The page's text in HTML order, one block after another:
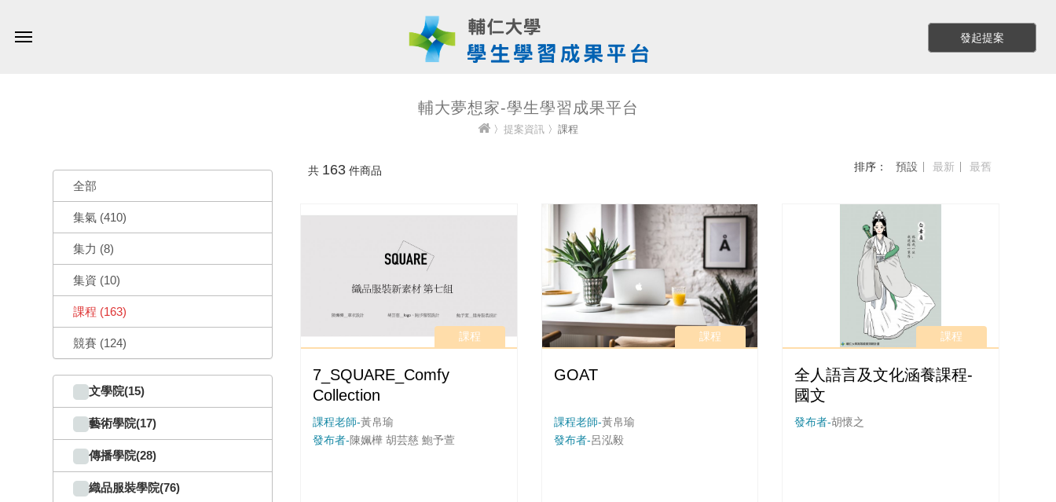
發起提案
輔大夢想家-學生學習成果平台
〉 提案資訊 〉課程
全部
集氣 (410)
集力 (8)
集資 (10)
課程 (163)
競賽 (124)
文學院(15)
藝術學院(17)
傳播學院(28)
織品服裝學院(76)
共 163 件商品 排序： 預設 最新 最舊
課程
7_SQUARE_Comfy
Collection
課程老師-黃帛瑜
發布者-陳姵樺 胡芸慈 鮑予萱
課程
GOAT
課程老師-黃帛瑜
發布者-呂泓毅
課程
全人語言及文化涵養課程-
國文
發布者-胡懷之